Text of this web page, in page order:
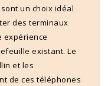
un choix idéal
des terminaux
expérience
existant. Le
et les
de ces téléphones